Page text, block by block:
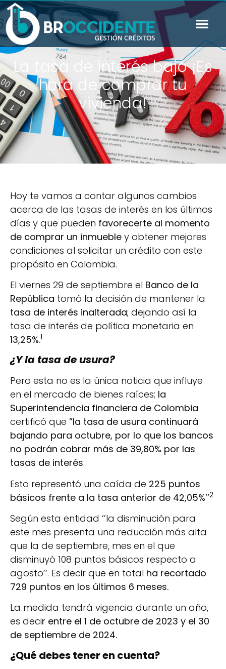
La tasa de interés bajó ¡Es
hora de comprar tu
vivienda!
Hoy te vamos a contar algunos cambios
acerca de las tasas de interés en los últimos
días y que pueden favorecerte al momento
de comprar un inmueble y obtener mejores
condiciones al solicitar un crédito con este
propósito en Colombia.
El viernes 29 de septiembre el Banco de la
República tomó la decisión de mantener la
tasa de interés inalterada; dejando así la
tasa de interés de política monetaria en
13,25%.1
¿Y la tasa de usura?
Pero esta no es la única noticia que influye
en el mercado de bienes raíces; la
Superintendencia financiera de Colombia
certificó que ”la tasa de usura continuará
bajando para octubre, por lo que los bancos
no podrán cobrar más de 39,80% por las
tasas de interés.
Esto representó una caída de 225 puntos
básicos frente a la tasa anterior de 42,05%’’2
Según esta entidad ‘’la disminución para
este mes presenta una reducción más alta
que la de septiembre, mes en el que
disminuyó 108 puntos básicos respecto a
agosto’’. Es decir que en total ha recortado
729 puntos en los últimos 6 meses.
La medida tendrá vigencia durante un año,
es decir entre el 1 de octubre de 2023 y el 30
de septiembre de 2024.
¿Qué debes tener en cuenta?